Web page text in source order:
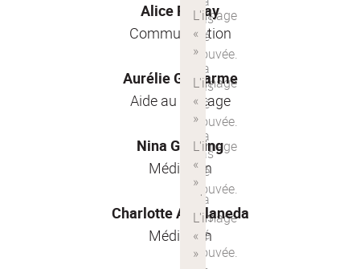
Alice Forray
Communication
Aurélie Guillarme
Aide au pilotage
Nina Gasking
Médiation
Charlotte Avellaneda
Médiation